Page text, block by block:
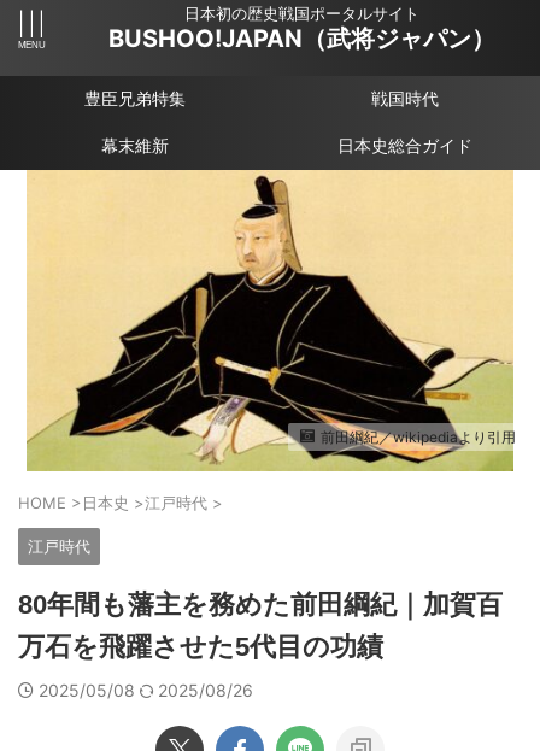
日本初の歴史戦国ポータルサイト
BUSHOO!JAPAN（武将ジャパン）
豊臣兄弟特集 戦国時代
幕末維新 日本史総合ガイド
前田綱紀／wikipediaより引用
HOME >日本史 >江戸時代 >
江戸時代
80年間も藩主を務めた前田綱紀｜加賀百
万石を飛躍させた5代目の功績
2025/05/08 2025/08/26